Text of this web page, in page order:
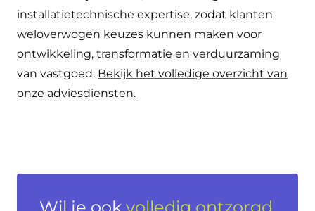
installatietechnische expertise, zodat klanten
weloverwogen keuzes kunnen maken voor
ontwikkeling, transformatie en verduurzaming
van vastgoed. Bekijk het volledige overzicht van
onze adviesdiensten.